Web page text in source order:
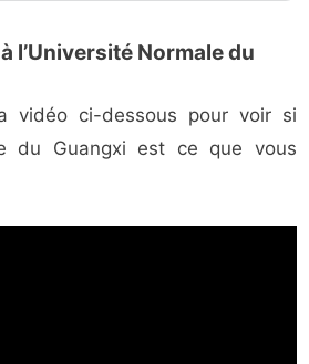
l’Université Normale du
vidéo ci-dessous pour voir si
du Guangxi est ce que vous